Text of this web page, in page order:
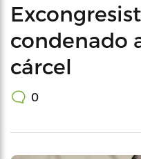
condenado
cárcel
0